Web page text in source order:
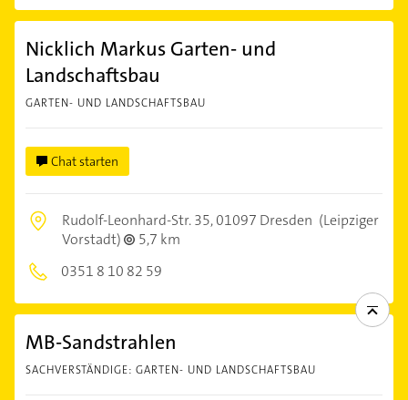
Nicklich Markus Garten- und
Landschaftsbau
GARTEN- UND LANDSCHAFTSBAU
Chat starten
Rudolf-Leonhard-Str. 35,01097 Dresden (Leipziger
Vorstadt)
5,7 km
0351 8 10 82 59
MB-Sandstrahlen
SACHVERSTÄNDIGE: GARTEN- UND LANDSCHAFTSBAU